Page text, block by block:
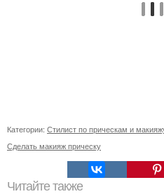
Категории: Стилист по прическам и
Сделать макияж прическу
Читайте также